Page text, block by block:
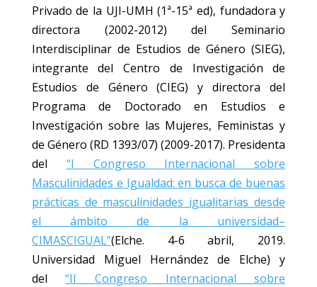
Privado de la UJI-UMH (1ª-15ª ed), fundadora y
directora (2002-2012) del Seminario
Interdisciplinar de Estudios de Género (SIEG),
integrante del Centro de Investigación de
Estudios de Género (CIEG) y directora del
Programa de Doctorado en Estudios e
Investigación sobre las Mujeres, Feministas y
de Género (RD 1393/07) (2009-2017). Presidenta
del “I Congreso Internacional sobre
Masculinidades e Igualdad: en busca de buenas
prácticas de masculinidades igualitarias desde
el ámbito de la universidad–
CIMASCIGUAL”(Elche. 4-6 abril, 2019.
Universidad Miguel Hernández de Elche) y
del“II Congreso Internacional sobre